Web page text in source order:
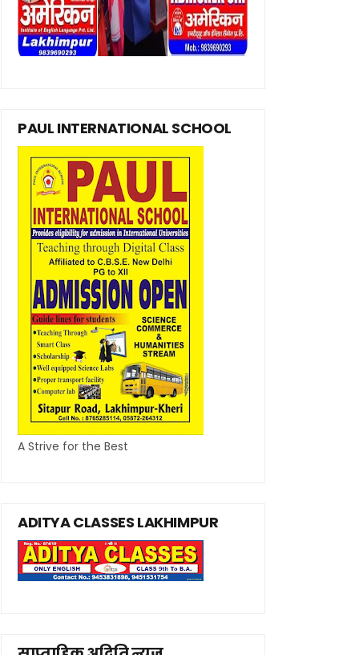
PAUL INTERNATIONAL SCHOOL
A Strive for the Best
ADITYA CLASSES LAKHIMPUR